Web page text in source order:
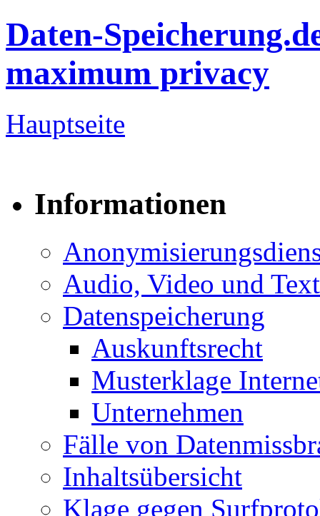
Daten-
maximum privacy
Hauptseite
Informationen
Audio, Video und Text
Datenspeicherung
Auskunftsrecht
Musterklage
Unternehmen
Fälle von
Inhaltsübersicht
Klage gegen